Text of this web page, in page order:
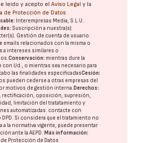
leído y acepto elAviso Legal y la
de Protección de Datos
Interempresas Media, S.L.U.
Suscripción a nuestra(s)
Gestión de cuenta de usuario.
emails relacionados con la misma o
a intereses similares o
Conservación: mientras dure la
con Ud., o mientras sea necesario para
cabo las finalidades especificadasCesión:
pueden cederse a otras empresas del
motivos de gestión interna. Derechos:
rectificación, oposición, supresión,
limitación del tratatamiento y
automatizadas: contacte con
. Si considera que el tratamiento no
a la normativa vigente, puede presentar
ante laAEPD. Más información:
Protección de Datos